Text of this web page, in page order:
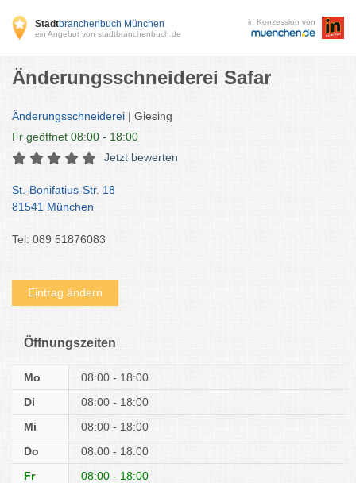
Stadtbranchenbuch München
ein Angebot von stadtbranchenbuch.de
in Konzession von
Änderungsschneiderei Safar
Änderungsschneiderei | Giesing
Fr geöffnet 08:00 - 18:00
Jetzt bewerten
St.-Bonifatius-Str. 18
81541 München
Tel: 089 51876083
Eintrag ändern
Öffnungszeiten
Mo
08:00 - 18:00
Di
08:00 - 18:00
Mi
08:00 - 18:00
Do
08:00 - 18:00
Fr
08:00 - 18:00